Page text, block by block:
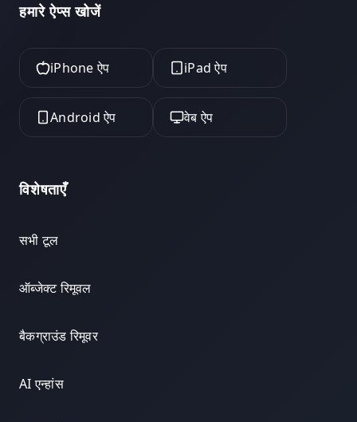
हमारे ऐप्स खोजें
iPhone ऐप iPad ऐप
Android ऐप वेब ऐप
विशेषताएँ
सभी टूल
ऑब्जेक्ट रिमूवल
बैकग्राउंड रिमूवर
AI एन्हांस